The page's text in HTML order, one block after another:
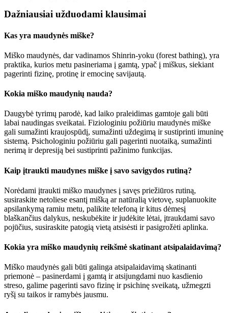
Dažniausiai užduodami klausimai
Kas yra maudynės miške?
Miško maudynės, dar vadinamos Shinrin-yoku (forest bathing), yra
praktika, kurios metu pasineriama į gamtą, ypač į miškus, siekiant
pagerinti fizinę, protinę ir emocinę savijautą.
Kokia miško maudynių nauda?
Daugybė tyrimų parodė, kad laiko praleidimas gamtoje gali būti
labai naudingas sveikatai. Fiziologiniu požiūriu maudynės miške
gali sumažinti kraujospūdį, sumažinti uždegimą ir sustiprinti imuninę
sistemą. Psichologiniu požiūriu gali pagerinti nuotaiką, sumažinti
nerimą ir depresiją bei sustiprinti pažinimo funkcijas.
Kaip įtraukti maudynes miške į savo savigydos rutiną?
Norėdami įtraukti miško maudynes į savęs priežiūros rutiną,
susiraskite netoliese esantį mišką ar natūralią vietovę, suplanuokite
apsilankymą ramiu metu, palikite telefoną ir kitus dėmesį
blaškančius dalykus, neskubėkite ir judėkite lėtai, įtraukdami savo
pojūčius, susiraskite patogią vietą atsisėsti ir pasigrožėti aplinka.
Kokia yra miško maudynių reikšmė skatinant atsipalaidavimą?
Miško maudynės gali būti galinga atsipalaidavimą skatinanti
priemonė – pasinerdami į gamtą ir atsijungdami nuo kasdienio
streso, galime pagerinti savo fizinę ir psichinę sveikatą, užmegzti
ryšį su taikos ir ramybės jausmu.